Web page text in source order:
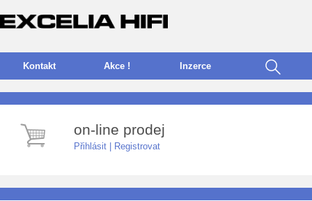
Kontakt Akce ! nzerce
on-line prodej
Přihlásit Registrovat